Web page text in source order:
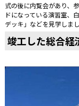
式の後に内覧会があり、
ドになっている演習室、
デッキ」などを見学しまし
竣工した総合経